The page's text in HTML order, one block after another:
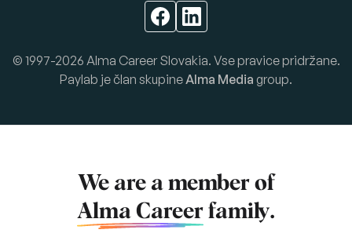
© 1997-2026 Alma Career Slovakia. Vse pravice pridržane.
Paylab je član skupineAlma Media group.
We are a member of
Alma Career family.